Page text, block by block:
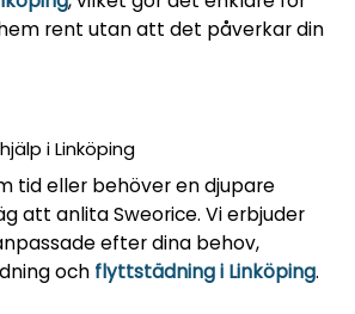
rent utan att det påverkar din
i Linköping
tid eller behöver en djupare
att anlita Sweorice. Vi erbjuder
efter dina behov,
och flyttstädning i Linköping.